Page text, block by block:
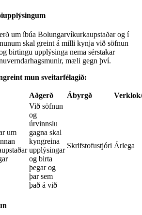
um íbúa Bolungarvíkurkaupstaðar og í
skal greint á milli kynja við söfnun
birtingu upplýsinga nema sérstakar
mæli gegn því.
mun sveitarfélagið:
Aðgerð Ábyrgð
um
Við söfnun
og
úrvinnslu
gagna skal
kyngreina
upplýsingar
og birta
þegar og
þar sem
það á við
Skrifstofustjóri Árlega